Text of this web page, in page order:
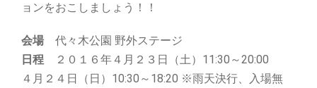
ョンをおこしましょう！！
会場 代々木公園 野外ステージ
日程 ２０１６年４月２３日（土）11:30～20:00
４月２４日（日）10:30～18:20 ※雨天決行、入場無